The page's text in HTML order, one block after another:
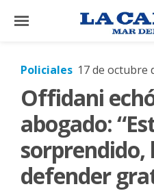
×
El
País
Mundo
La
Policiales 17 de octubre
Offidani
abogado:
sorprendido,
defender